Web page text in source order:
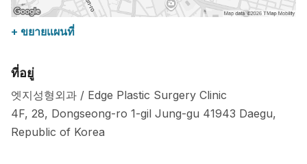
+ ขยายแผนที่
ที่อยู่
엣지성형외과 / Edge Plastic Surgery Clinic
4F, 28, Dongseong-ro 1-gil Jung-gu 41943 Daegu,
Republic of Korea